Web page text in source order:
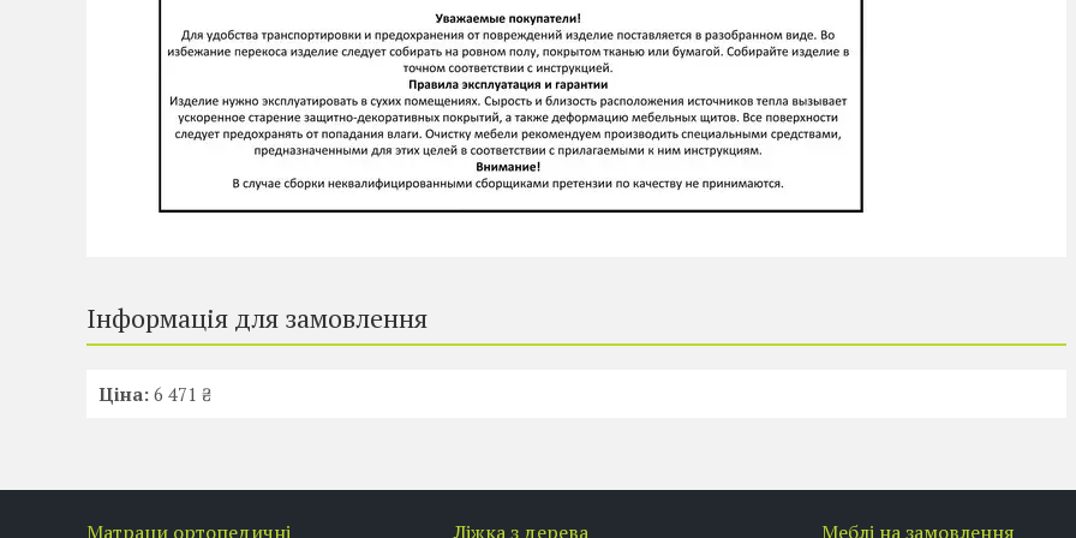
Інформація для замовлення
Ціна: 6 471 ₴
Матраци ортопедичні Ліжка з дерева Меблі на замовлення